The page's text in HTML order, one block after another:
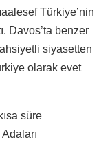
Türkiye’nin
Davos’ta benzer
siyasetten
olarak evet
süre